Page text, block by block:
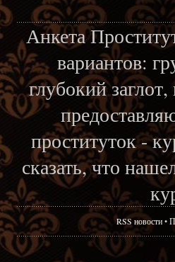
Анкета
вариантов:
глубокий
проституток -
сказать, что
RSS новости•